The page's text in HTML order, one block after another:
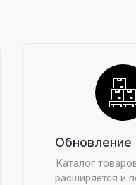
Обновление
Каталог
расширяется и